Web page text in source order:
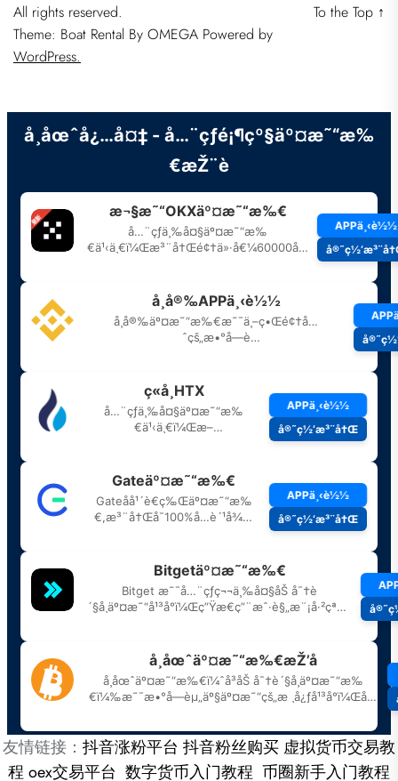
All rights reserved.
Theme: Boat Rental By OMEGA Powered by
WordPress.
To the Top ↑
友情链接： 抖音涨粉平台 抖音粉丝购买虚拟货币交易教
程oex交易平台 数字货币入门教程 币圈新手入门教程